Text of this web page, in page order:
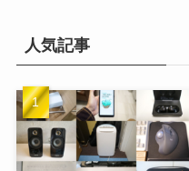
人気記事